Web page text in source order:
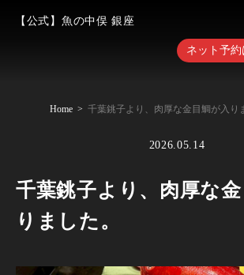
【公式】魚の中俣 銀座
ネット予約
Home 千葉銚子より、肉厚な金目鯛が入り
2026.05.14
千葉銚子より、肉厚な
りました。